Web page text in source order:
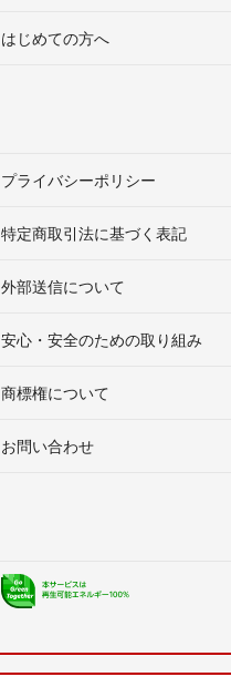
はじめての方へ
プライバシーポリシー
特定商取引法に基づく表記
外部送信について
安心・安全のための取り組み
商標権について
お問い合わせ